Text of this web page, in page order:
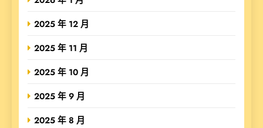
2025 年 12 月
2025 年 11 月
2025 年 10 月
2025 年 9 月
2025 年 8 月